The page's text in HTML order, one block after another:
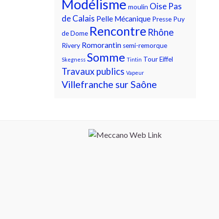
Modélisme moulin Oise Pas
de Calais Pelle Mécanique Presse Puy
de Dome Rencontre Rhône
Rivery Romorantin semi-remorque
Skegness Somme Tintin Tour Eiffel
Travaux publics Vapeur
Villefranche sur Saône